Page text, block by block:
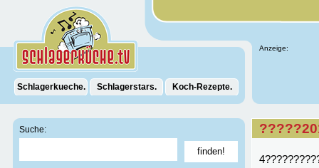
Anzeige:
Schlagerkueche. Schlagerstars. Koch-Rezepte.
Suche: